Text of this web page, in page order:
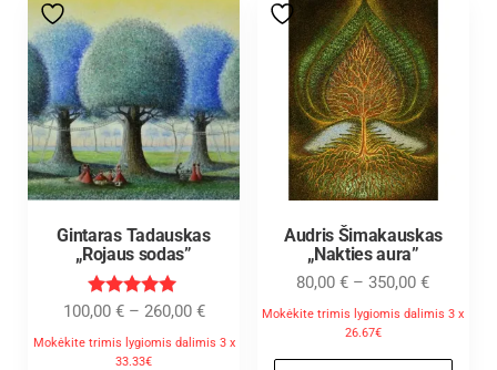
Gintaras Tadauskas
„Rojaus sodas”
Įvertinimas
5.00
iš 5
100,00 € – 260,00 €
Mokėkite trimis lygiomis dalimis 3 x
33.33€
Audris Šimakauskas
„Nakties aura”
80,00€ – 350,00€
Mokėkite trimis lygiomis dalimis 3 x
26.67€